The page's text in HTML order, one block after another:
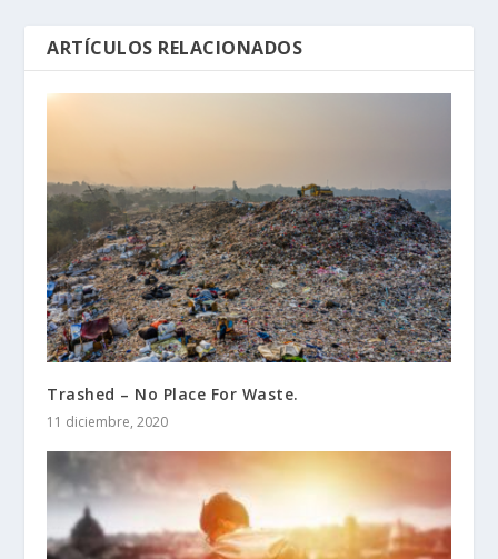
ARTÍCULOS RELACIONADOS
Trashed – No Place For Waste.
11 diciembre, 2020